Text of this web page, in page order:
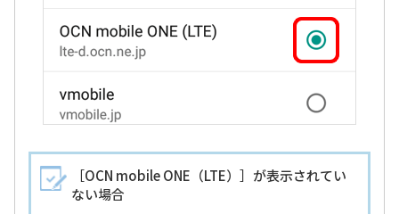
［OCN mobile ONE（LTE）］が表示されてい
ない場合